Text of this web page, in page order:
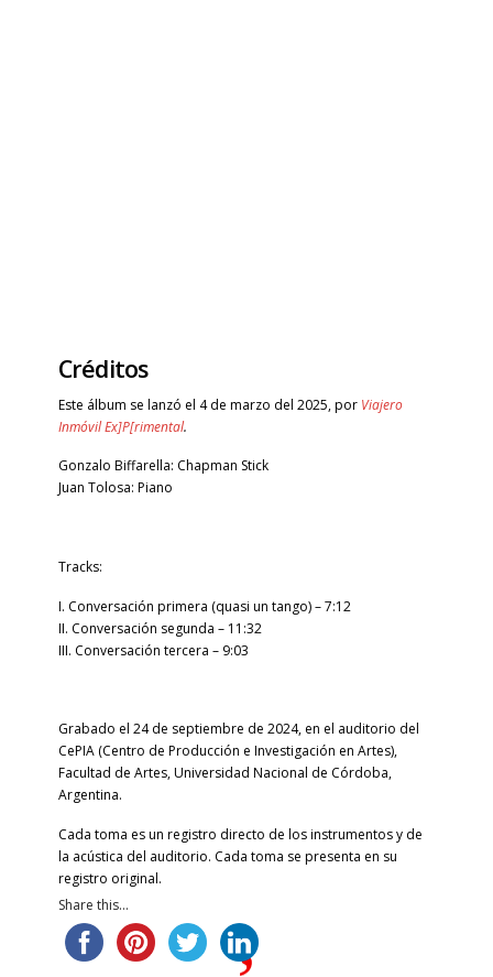
Créditos
Este álbum se lanzó el 4 de marzo del 2025, por Viajero
Inmóvil Ex]P[rimental.
Gonzalo Biffarella: Chapman Stick
Juan Tolosa: Piano
Tracks:
I. Conversación primera (quasi un tango) – 7:12
II. Conversación segunda – 11:32
III. Conversación tercera – 9:03
Grabado el 24 de septiembre de 2024, en el auditorio del
CePIA (Centro de Producción e Investigación en Artes),
Facultad de Artes, Universidad Nacional de Córdoba,
Argentina.
Cada toma es un registro directo de los instrumentos y de
la acústica del auditorio. Cada toma se presenta en su
registro original.
Share this...